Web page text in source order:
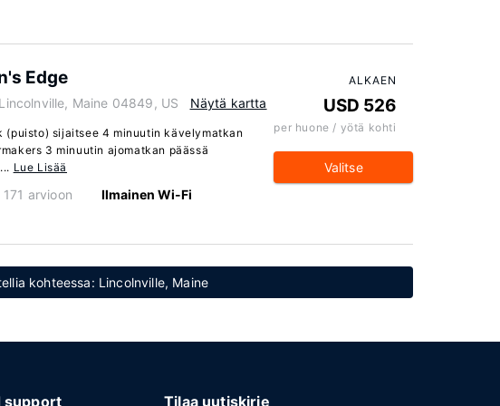
Edge
Maine 04849, US Näytä kartta
(puisto) sijaitsee 4 minuutin kävelymatkan
3 minuutin ajomatkan päässä
Lue Lisää
171 arvioon Ilmainen Wi-Fi
ALKAEN
USD 526
per huone / yötä kohti
Valitse
kohteessa: Lincolnville, Maine
support Tilaa uutiskirje